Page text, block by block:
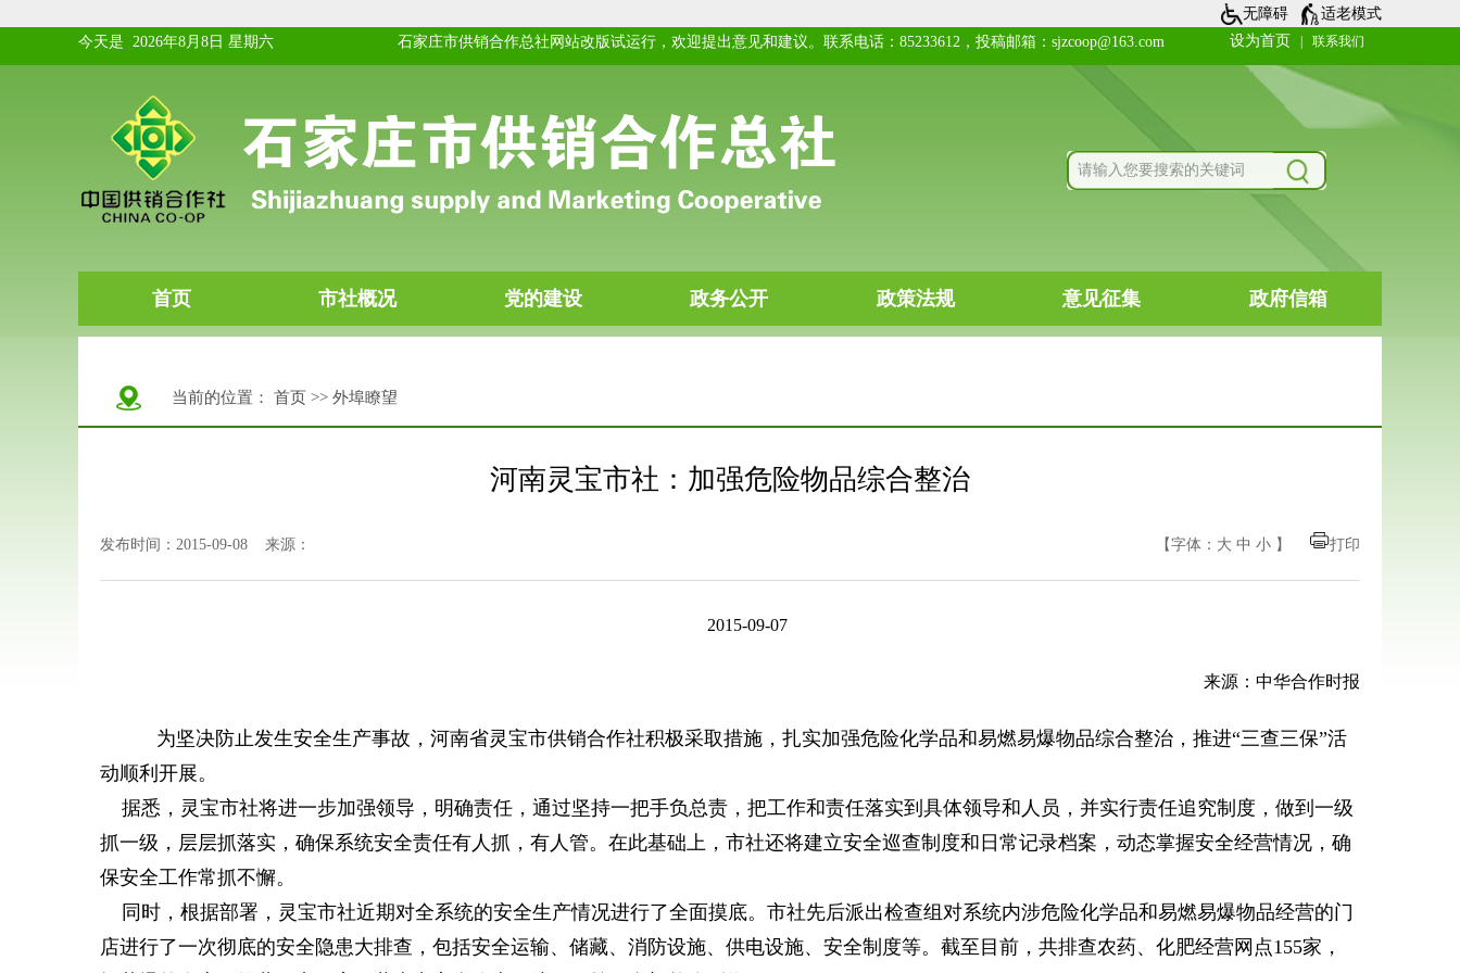
无障碍 适老模式
当前的位置： 首页 >> 外埠瞭望
河南灵宝市社：加强危险物品综合整治
发布时间：2015-09-08 来源： 【字体： 大 中 小 】 打印
2015-09-07
来源：中华合作时报
为坚决防止发生安全生产事故，河南省灵宝市供销合作社积极采取措施，扎实加强危险化学品和易燃易爆物品综合整治，推进“三查三保”活
动顺利开展。
据悉，灵宝市社将进一步加强领导，明确责任，通过坚持一把手负总责，把工作和责任落实到具体领导和人员，并实行责任追究制度，做到一级
抓一级，层层抓落实，确保系统安全责任有人抓，有人管。在此基础上，市社还将建立安全巡查制度和日常记录档案，动态掌握安全经营情况，确
保安全工作常抓不懈。
同时，根据部署，灵宝市社近期对全系统的安全生产情况进行了全面摸底。市社先后派出检查组对系统内涉危险化学品和易燃易爆物品经营的门
店进行了一次彻底的安全隐患大排查，包括安全运输、储藏、消防设施、供电设施、安全制度等。截至目前，共排查农药、化肥经营网点155家，